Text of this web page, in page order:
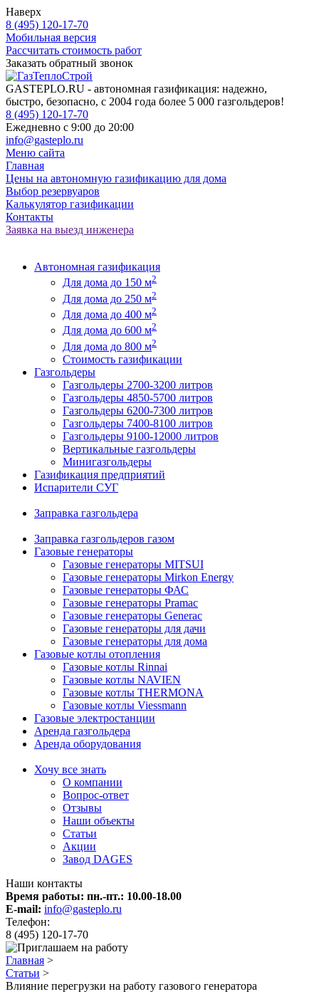
Наверх
8 (495) 120-17-70
Мобильная версия
Рассчитать стоимость работ
Заказать обратный звонок
GASTEPLO.RU - автономная газификация: надежно,
быстро, безопасно, с 2004 года более 5 000 газгольдеров!
8 (495) 120-17-70
Ежедневно с 9:00 до 20:00
info@gasteplo.ru
Меню сайта
Главная
Цены на автономную газификацию для дома
Выбор резервуаров
Калькулятор газификации
Контакты
Заявка на выезд инженера
Автономная газификация
Для дома до 150 м2
Для дома до 250 м2
Для дома до 400 м2
Для дома до 600 м2
Для дома до 800 м2
Стоимость газификации
Газгольдеры
Газгольдеры 2700-3200 литров
Газгольдеры 4850-5700 литров
Газгольдеры 6200-7300 литров
Газгольдеры 7400-8100 литров
Газгольдеры 9100-12000 литров
Вертикальные газгольдеры
Минигазгольдеры
Газификация предприятий
Испарители СУГ
Заправка газгольдера
Заправка газгольдеров газом
Газовые генераторы
Газовые генераторы MITSUI
Газовые генераторы Mirkon Energy
Газовые генераторы ФАС
Газовые генераторы Pramac
Газовые генераторы Generac
Газовые генераторы для дачи
Газовые генераторы для дома
Газовые котлы отопления
Газовые котлы Rinnai
Газовые котлы NAVIEN
Газовые котлы THERMONA
Газовые котлы Viessmann
Газовые электростанции
Аренда газгольдера
Аренда оборудования
Хочу все знать
О компании
Вопрос-ответ
Отзывы
Наши объекты
Статьи
Акции
Завод DAGES
Наши контакты
Время работы: пн.-пт.: 10.00-18.00
E-mail: info@gasteplo.ru
Телефон:
8 (495) 120-17-70
Главная >
Статьи >
Влияние перегрузки на работу газового генератора